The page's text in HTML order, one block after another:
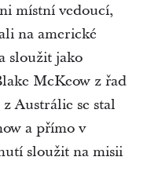
místní vedoucí,
na americké
sloužit jako
McKeow z řad
Austrálie se stal
a přímo v
sloužit na misii